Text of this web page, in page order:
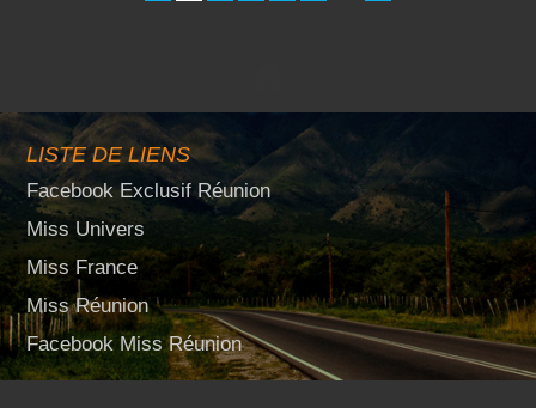
LISTE DE LIENS
Facebook Exclusif Réunion
Miss Univers
Miss France
Miss Réunion
Facebook Miss Réunion